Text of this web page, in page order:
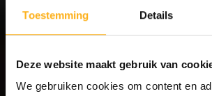
Toestemming Details
Deze website maakt gebruik van
We gebruiken cookies om content en